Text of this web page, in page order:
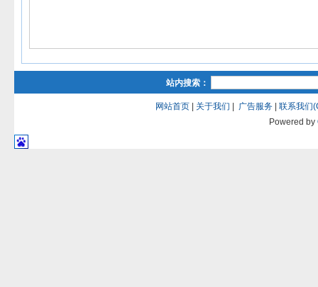
站内搜索：
网站首页| 关于我们 广告服务| 联系我们
Powered by